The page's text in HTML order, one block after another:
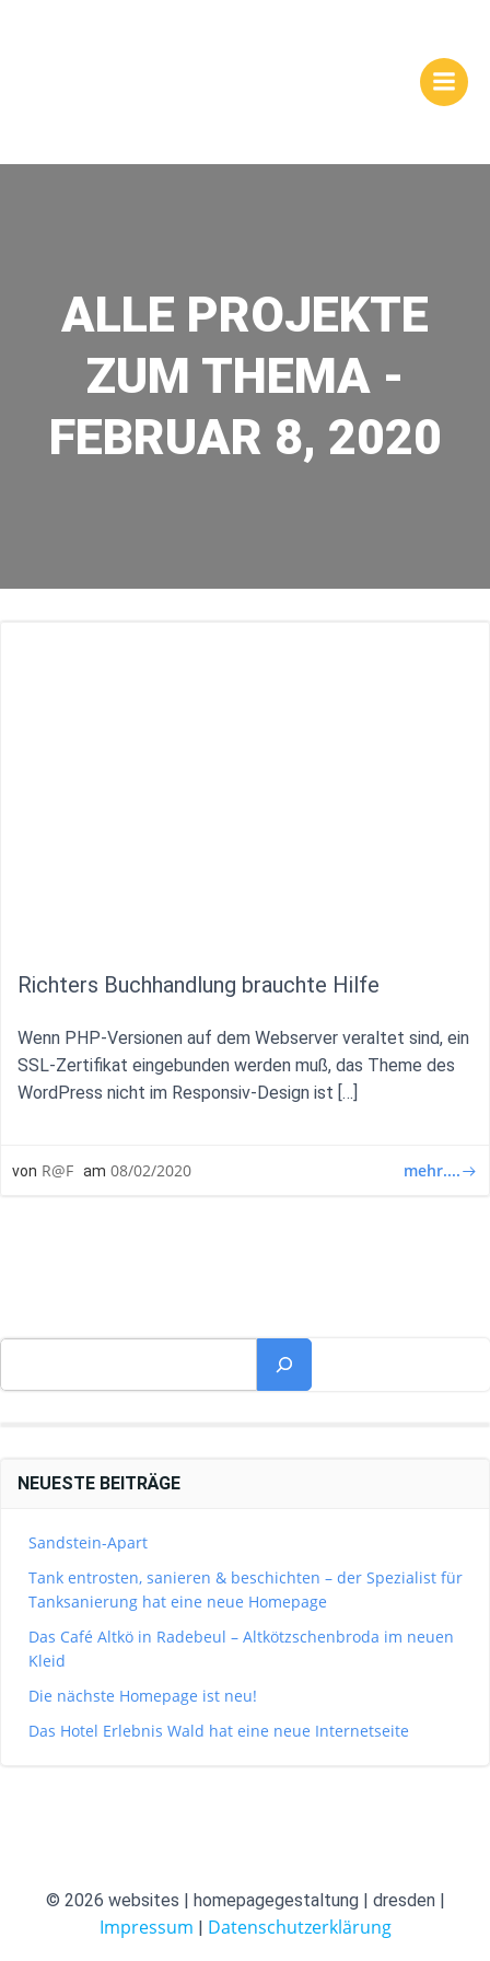
HOMEPAGEGESTALTUNG
ALLE PROJEKTE
ZUM THEMA -
FEBRUAR 8, 2020
Richters Buchhandlung brauchte Hilfe
Wenn PHP-Versionen auf dem Webserver veraltet sind, ein
SSL-Zertifikat eingebunden werden muß, das Theme des
WordPress nicht im Responsiv-Design ist […]
von R@F am 08/02/2020 mehr....
NEUESTE BEITRÄGE
Sandstein-Apart
Tank entrosten, sanieren & beschichten – der Spezialist für
Tanksanierung hat eine neue Homepage
Das Café Altkö in Radebeul – Altkötzschenbroda im neuen
Kleid
Die nächste Homepage ist neu!
Das Hotel Erlebnis Wald hat eine neue Internetseite
© 2026 websites | homepagegestaltung | dresden |
Impressum | Datenschutzerklärung